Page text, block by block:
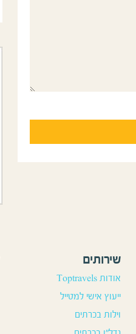
שירותים
אודות Toptravels
ייעוץ אישי למטייל
וילות בכרתים